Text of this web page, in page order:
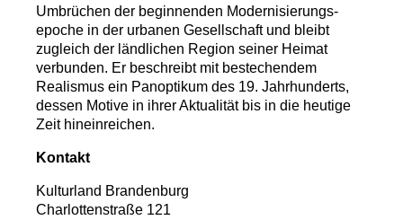
Umbrüchen der beginnenden Modernisierungs-
epoche in der urbanen Gesellschaft und bleibt
zugleich der ländlichen Region seiner Heimat
verbunden. Er beschreibt mit bestechendem
Realismus ein Panoptikum des 19. Jahrhunderts,
dessen Motive in ihrer Aktualität bis in die heutige
Zeit hineinreichen.
Kontakt
Kulturland Brandenburg
Charlottenstraße 121